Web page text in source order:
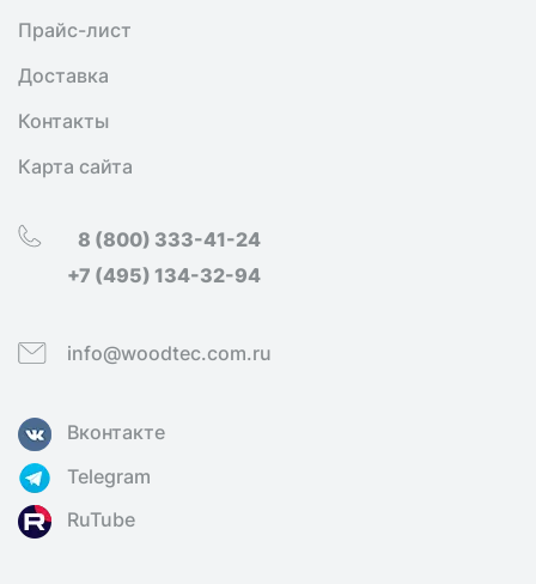
Прайс-лист
Доставка
Контакты
Карта сайта
8 (800) 333-41-24
+7 (495) 134-32-94
info@woodtec.com.ru
Вконтакте
Telegram
RuTube